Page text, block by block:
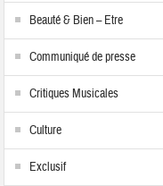
Beauté & Bien – Etre
Communiqué de presse
Critiques Musicales
Culture
Exclusif